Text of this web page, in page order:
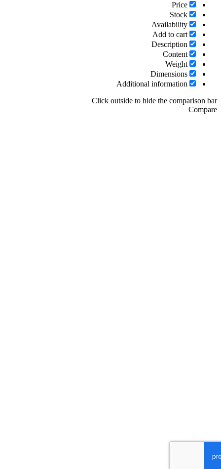
Price
Stock
Availability
Add to cart
Description
Content
Weight
Dimensions
Additional information
Click outside to hide the